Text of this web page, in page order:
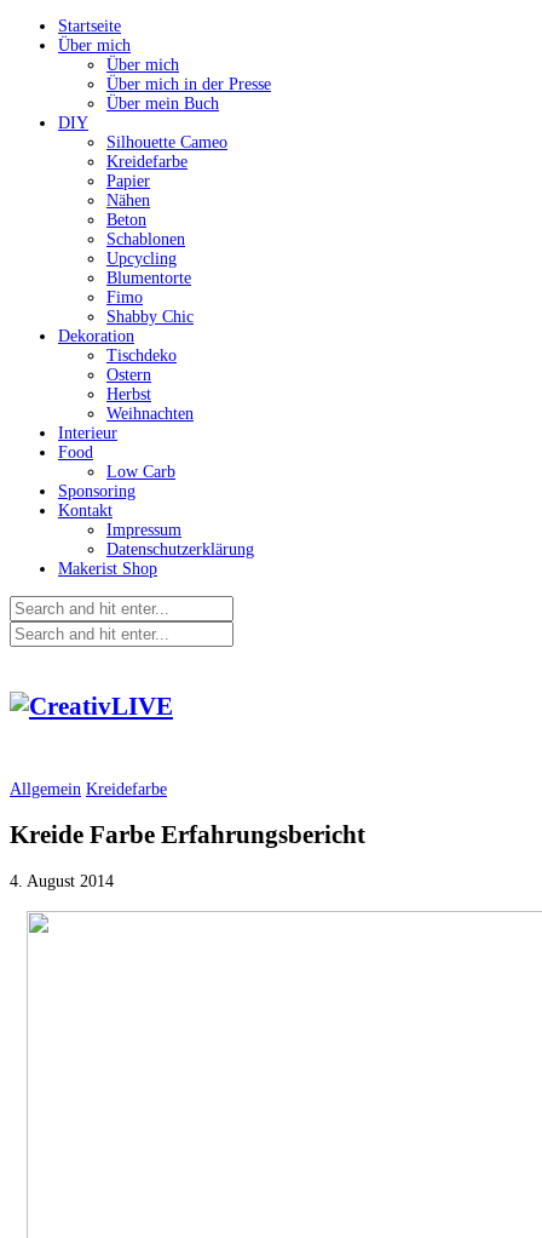
Startseite
Über mich
Über mich
Über mich in der Presse
Über mein Buch
DIY
Silhouette Cameo
Kreidefarbe
Papier
Nähen
Beton
Schablonen
Upcycling
Blumentorte
Fimo
Shabby Chic
Dekoration
Tischdeko
Ostern
Herbst
Weihnachten
Interieur
Food
Low Carb
Sponsoring
Kontakt
Impressum
Datenschutzerklärung
Makerist Shop
Allgemein Kreidefarbe
Kreide Farbe Erfahrungsbericht
4. August 2014